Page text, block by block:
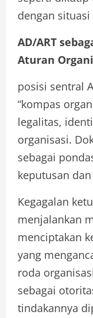
dengan
AD/ART
Aturan
posisi sentral
“kompas
legalitas,
organisasi.
sebagai
keputusan
Kegagalan
menjalankan
menciptakan
yang
roda
sebagai
tindakannya